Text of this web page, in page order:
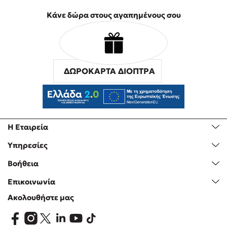
Ο Κώστας Κρομμύδας στο Παλαιοχώρι Καλαμπάκας
Ο Κώστας Κρομμύδας και η Μαρίνα Γιώτη στη Νικήτη
Ο Στέφανος Ξενάκης στη Χίο
Ο Κώστας Κρομμύδας & η Μαρίνα Γιώτη στο 54o Φεστιβάλ
Βιβλίου στο Πεδίον του Άρεως
Ο Βαγγέλης Ηλιόπουλος & η Τζένη Κουτσοδημητροπούλου στο
54o Φεστιβάλ Βιβλίου στο Πεδίον του Άρεως
Η Εταιρεία
Υπηρεσίες
Βοήθεια
Επικοινωνία
Κάνε δώρα στους αγαπημένους σου
ΔΩΡΟΚΑΡΤΑ ΔΙΟΠΤΡΑ
Ακολουθήστε μας